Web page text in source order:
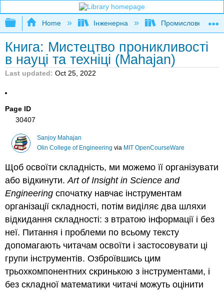
Expand/collapse global hierarchy
Home Інженерна Промислове та
Книга: Мистецтво проникливості
в науці та техніці (Mahajan)
Last updated Oct 25, 2022
Page ID
30407
Sanjoy Mahajan
Olin College of Engineering via MIT OpenCourseWare
Щоб освоїти складність, ми можемо її організувати
або відкинути.Art of Insight in Science and
Engineering спочатку навчає інструментам
організації складності, потім виділяє два шляхи
відкидання складності: з втратою інформації і без
неї. Питання і проблеми по всьому тексту
допомагають читачам освоїти і застосовувати ці
групи інструментів. Озброївшись цим
трьохкомпонентних скринькою з інструментами, і
без складної математики читачі можуть оцінити